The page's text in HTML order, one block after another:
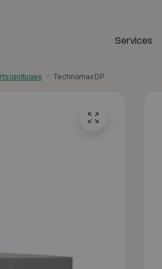
Services
ignifuges Technomax DP